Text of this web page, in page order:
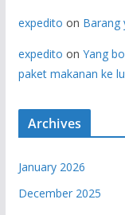
expedito on Barang
expedito on Yang
paket makanan ke
Archives
January 2026
December 2025